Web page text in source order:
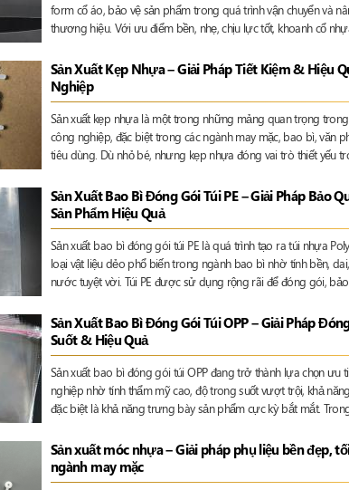
form cổ áo, bảo vệ sản phẩm trong quá trình vận chuyển và
thương hiệu. Với ưu điểm bền, nhẹ, chịu lực tốt, khoanh cổ
Sản Xuất Kẹp Nhựa – Giải Pháp Tiết Kiệm & Hiệu
Nghiệp
Sản xuất kẹp nhựa là một trong những mảng quan trọng
công nghiệp, đặc biệt trong các ngành may mặc, bao bì, văn
tiêu dùng. Dù nhỏ bé, nhưng kẹp nhựa đóng vai trò thiết yếu
Sản Xuất Bao Bì Đóng Gói Túi PE – Giải Pháp Bảo
Sản Phẩm Hiệu Quả
Sản xuất bao bì đóng gói túi PE là quá trình tạo ra túi nhựa
loại vật liệu dẻo phổ biến trong ngành bao bì nhờ tính bền,
nước tuyệt vời. Túi PE được sử dụng rộng rãi để đóng gói,
phẩm, điện tử, nông sản…
Sản Xuất Bao Bì Đóng Gói Túi OPP – Giải Pháp
Suốt & Hiệu Quả
Sản xuất bao bì đóng gói túi OPP đang trở thành lựa chọn ưu
nghiệp nhờ tính thẩm mỹ cao, độ trong suốt vượt trội, khả
đặc biệt là khả năng trưng bày sản phẩm cực kỳ bắt mắt.
hàng thầm lặng”, giúp doanh nghiệp tạo ấn tượng mạnh ngay
Sản xuất móc nhựa – Giải pháp phụ liệu bền đẹp,
ngành may mặc